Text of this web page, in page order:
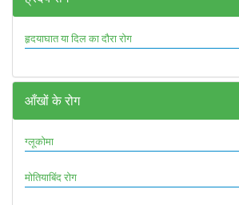
हृदयाघात या दिल का दौरा रोग
आँखों के रोग
ग्लूकोमा
मोतियाबिंद रोग